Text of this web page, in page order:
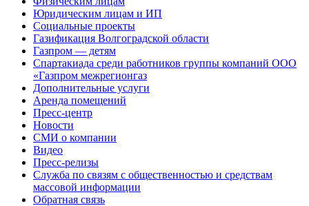
Юридическим лицам и ИП
Социальные проекты
Газификация Волгоградской области
Газпром — детям
Спартакиада среди работников группы компаний ООО
«Газпром межрегионгаз
Дополнительные услуги
Аренда помещений
Пресс-центр
Новости
СМИ о компании
Видео
Пресс-релизы
Служба по связям с общественностью и средствам
массовой информации
Обратная связь